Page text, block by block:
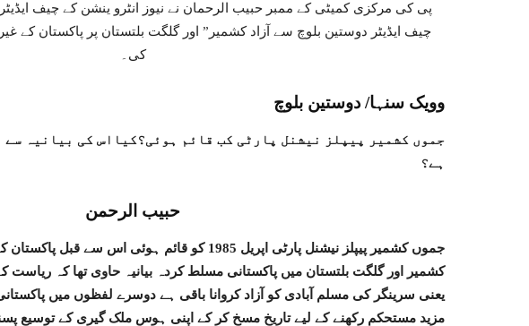
پی کی مرکزی کمیٹی کے ممبر حبیب الرحمان نے نیوز انٹرو ینشن کے چیف
چیف ایڈیٹر دوستین بلوچ سے آزاد کشمیر” اور گلگت بلتستان پر پاکستان کے
کی۔
وویک سنہا/ دوستین بلوچ
جموں کشمیر پیپلز نیشنل پارٹی کب قائم ہوئی؟کیااس کی بیانیہ
ہے؟
حبیب الرحمن
جموں کشمیر پیپلز نیشنل پارٹی اپریل 1985 کو قائم ہوئی
کشمیر اور گلگت بلتستان میں پاکستانی مسلط کردہ بیانیہ حاوی تھا کہ ریاست
یعنی سرینگر کی مسلم آبادی کو آزاد کروانا باقی ہے دوسرے لفظوں میں
مزید مستحکم رکھنے کے لیے تاریخ مسخ کر کے اپنی ہوس ملک گیری کے توسیع